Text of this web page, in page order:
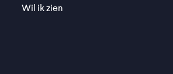
Wil ik zien